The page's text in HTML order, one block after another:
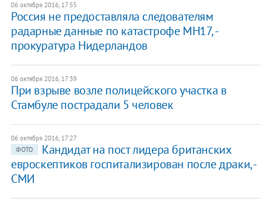
06 октября 2016, 17:55
Россия не предоставляла следователям
радарные данные по катастрофе МН17, -
прокуратура Нидерландов
06 октября 2016, 17:39
При взрыве возле полицейского участка в
Стамбуле пострадали 5 человек
06 октября 2016, 17:27
ФОТО
Кандидат на пост лидера британских
евроскептиков госпитализирован после драки, -
СМИ